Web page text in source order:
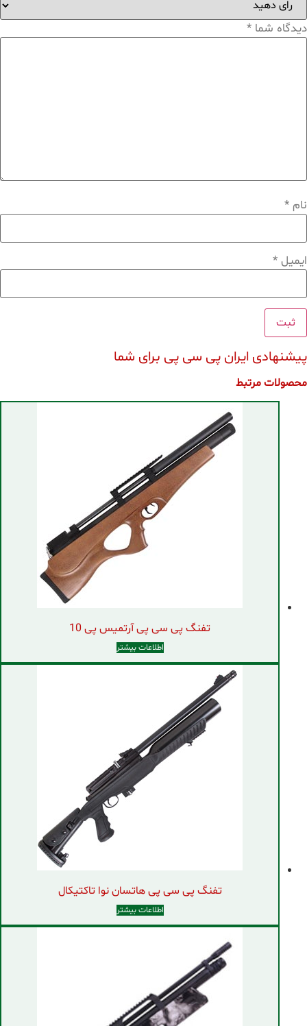
دیدگاه شما *
نام *
ایمیل *
پیشنهادی ایران پی سی پی برای شما
محصولات مرتبط
تفنگ پی سی پی آرتمیس پی 10
اطلاعات بیشتر
تفنگ پی سی پی هاتسان نوا تاکتیکال
اطلاعات بیشتر